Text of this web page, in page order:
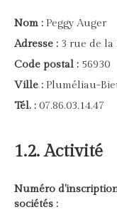
Nom : Peggy Auger
Adresse : 3 rue de la
Code postal : 56930
Ville : Pluméliau-
Tél. : 07.86.03.14.47
1.2. Activité
Numéro
sociétés :